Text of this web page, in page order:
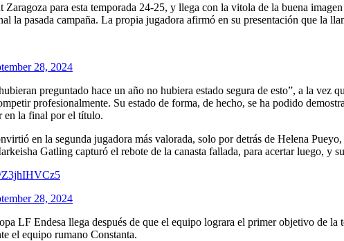
Zaragoza para esta temporada 24-25, y llega con la vitola de la buena
la pasada campaña. La propia jugadora afirmó en su presentación que la
28, 2024
preguntado hace un año no hubiera estado segura de esto”, a la vez
profesionalmente. Su estado de forma, de hecho, se ha podido
en la final por el título.
en la segunda jugadora más valorada, solo por detrás de Helena
Gatling capturó el rebote de la canasta fallada, para acertar luego, y
Z3jhIHVCz5
28, 2024
LF Endesa llega después de que el equipo lograra el primer objetivo de la
el equipo rumano Constanta.